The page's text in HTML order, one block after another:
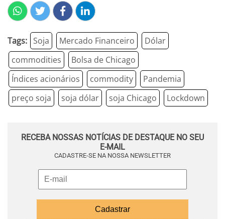
Tags: Soja Mercado Financeiro
Dólar
commodities
Bolsa de Chicago
Índices acionários
commodity
Pandemia
preço soja
soja dólar soja Chicago Lockdown
RECEBA NOSSAS NOTÍCIAS DE DESTAQUE NO SEU
E-MAIL
CADASTRE-SE NA NOSSA NEWSLETTER